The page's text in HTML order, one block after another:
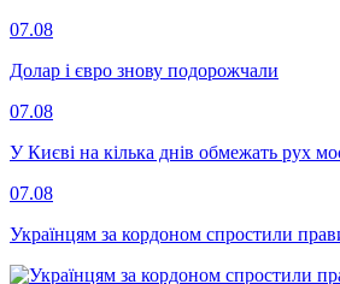
07.08
Долар і євро знову подорожчали
07.08
У Києві на кілька днів обмежать рух
07.08
Українцям за кордоном спростили